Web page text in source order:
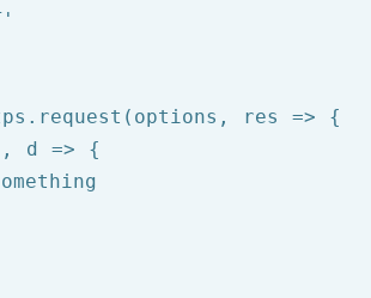
res => {
, d => {